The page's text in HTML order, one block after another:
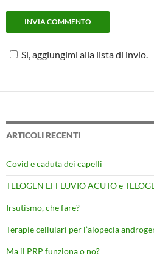
Sì, aggiungimi alla lista di invio.
ARTICOLI RECENTI
Covid e caduta dei capelli
TELOGEN EFFLUVIO ACUTO e
Irsutismo, che fare?
Terapie cellulari per l’alopecia
Ma il PRP funziona o no?